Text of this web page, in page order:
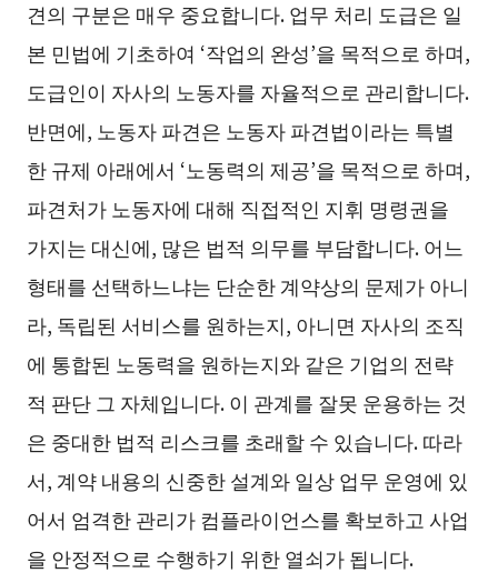
견의 구분은 매우 중요합니다. 업무 처리 도급은 일
본 민법에 기초하여 ‘작업의 완성’을 목적으로 하며,
도급인이 자사의 노동자를 자율적으로 관리합니다.
반면에, 노동자 파견은 노동자 파견법이라는 특별
한 규제 아래에서 ‘노동력의 제공’을 목적으로 하며,
파견처가 노동자에 대해 직접적인 지휘 명령권을
가지는 대신에, 많은 법적 의무를 부담합니다. 어느
형태를 선택하느냐는 단순한 계약상의 문제가 아니
라, 독립된 서비스를 원하는지, 아니면 자사의 조직
에 통합된 노동력을 원하는지와 같은 기업의 전략
적 판단 그 자체입니다. 이 관계를 잘못 운용하는 것
은 중대한 법적 리스크를 초래할 수 있습니다. 따라
서, 계약 내용의 신중한 설계와 일상 업무 운영에 있
어서 엄격한 관리가 컴플라이언스를 확보하고 사업
을 안정적으로 수행하기 위한 열쇠가 됩니다.